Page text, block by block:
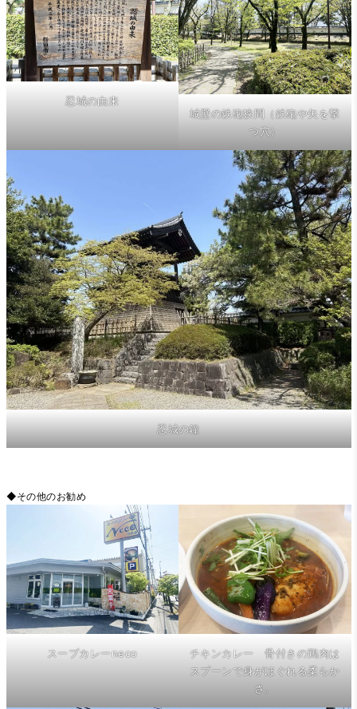
忍城の由来
城壁の鉄砲狭間（鉄砲や矢を撃
つ穴）
忍城の鐘
◆その他のお勧め
スープカレーneco
チキンカレー 骨付きの鶏肉は
スプーンで身がほぐれる柔らか
さ。